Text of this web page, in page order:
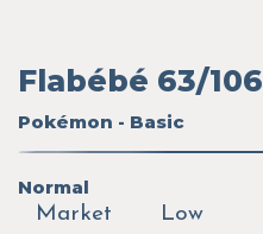
Flabébé 63/106
Pokémon - Basic
Normal
Market
Low